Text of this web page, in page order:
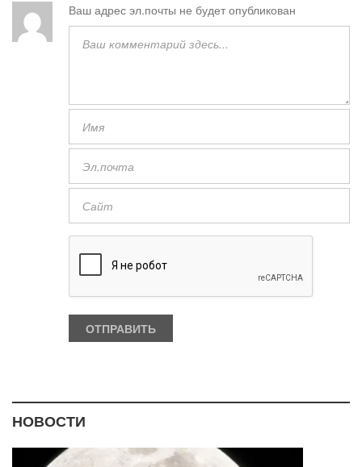
Ваш адрес эл.почты не будет опубликован
НОВОСТИ